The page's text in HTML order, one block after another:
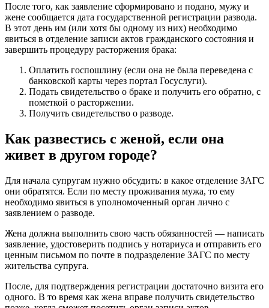
После того, как заявление сформировано и подано, мужу и
жене сообщается дата государственной регистрации развода.
В этот день им (или хотя бы одному из них) необходимо
явиться в отделение записи актов гражданского состояния и
завершить процедуру расторжения брака:
Оплатить госпошлину (если она не была переведена с
банковской карты через портал Госуслуги).
Подать свидетельство о браке и получить его обратно, с
пометкой о расторжении.
Получить свидетельство о разводе.
Как развестись с женой, если она
живет в другом городе?
Для начала супругам нужно обсудить: в какое отделение ЗАГС
они обратятся. Если по месту проживания мужа, то ему
необходимо явиться в уполномоченный орган лично с
заявлением о разводе.
Жена должна выполнить свою часть обязанностей — написать
заявление, удостоверить подпись у нотариуса и отправить его
ценным письмом по почте в подразделение ЗАГС по месту
жительства супруга.
После, для подтверждения регистрации достаточно визита его
одного. В то время как жена вправе получить свидетельство